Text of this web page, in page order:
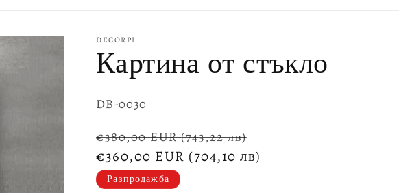
DECORPI
Картина от стъкло
SKU:
DB-0030
Обичайна
цена
€380,00 EUR(743,22 лв)
при
€360,00 EUR (704,10 лв)
Разпродажба